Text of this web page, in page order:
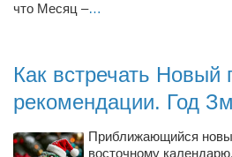
что Месяц –…
Как встречать Новый
рекомендации. Год
Приближающийся
восточному